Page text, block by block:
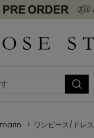
ワンピース/ドレス